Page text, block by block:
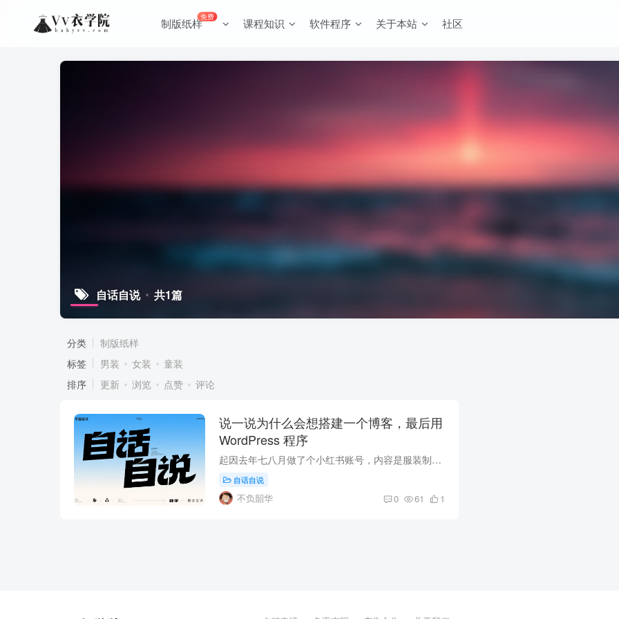
制版纸样免费 课程知识 软件程序 关于本站 社区
自话自说 共1篇
分类
制版纸样
标签
男装 女装
童装
排序
更新 浏览 点赞 评论
说一说为什么会想搭建一个博客，最后用
WordPress 程序
起因去年七八月做了个小红书账号，内容是服装制作的过程，虽然只更新了个位数作品，但是今年不知道怎么回事，好几个人问有没有纸样，所以呢，小红书想发送文件，需要加微信，再去发纸样文件，非...
自话自说
不负韶华 0 61 1